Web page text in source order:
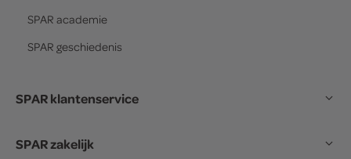
SPAR academie
SPAR geschiedenis
SPAR klantenservice
SPAR zakelijk